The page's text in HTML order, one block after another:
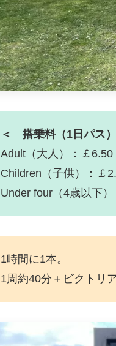
＜ 搭乗料（1日パス
Adult（大人）：￡6.50
Children（子供）：￡
Under four（4歳以下
1時間に1本。
1周約40分＋ビクトリ